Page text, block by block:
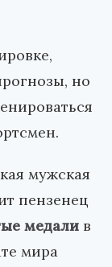
но
мужская
пензенец
медали в
мира